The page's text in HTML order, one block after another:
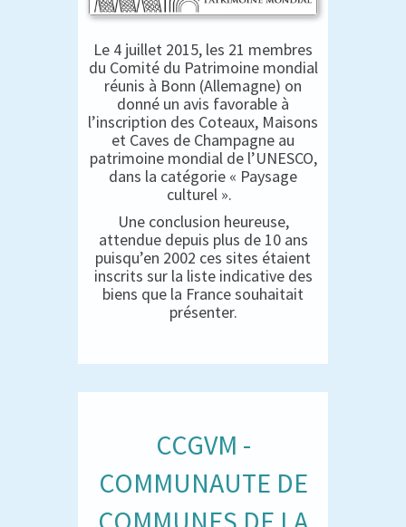
Le 4 juillet 2015, les 21 membres
du Comité du Patrimoine mondial
réunis à Bonn (Allemagne) on
donné un avis favorable à
l’inscription des Coteaux, Maisons
et Caves de Champagne au
patrimoine mondial de l’UNESCO,
dans la catégorie « Paysage
culturel ».
Une conclusion heureuse,
attendue depuis plus de 10 ans
puisqu’en 2002 ces sites étaient
inscrits sur la liste indicative des
biens que la France souhaitait
présenter.
CCGVM -
COMMUNAUTE DE